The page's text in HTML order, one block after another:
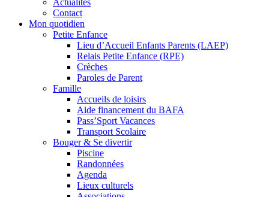
Actualités
Contact
Mon quotidien
Petite Enfance
Lieu d’Accueil Enfants Parents (LAEP)
Relais Petite Enfance (RPE)
Crèches
Paroles de Parent
Famille
Accueils de loisirs
Aide financement du BAFA
Pass’Sport Vacances
Transport Scolaire
Bouger & Se divertir
Piscine
Randonnées
Agenda
Lieux culturels